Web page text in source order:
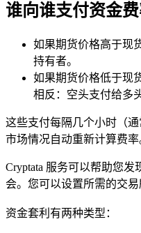
谁向谁支付资金费
如果期货价格高于现
持有者。
如果期货价格低于现
相反：空头支付给多
这些支付每隔几个小时（
市场情况自动重新计算费率
Cryptata 服务可以帮助您
会。您可以设置所需的交
资金套利有两种类型：